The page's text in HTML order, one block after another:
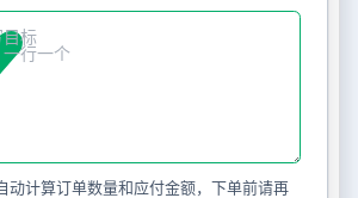
动计算订单数量和应付金额，下单前请再